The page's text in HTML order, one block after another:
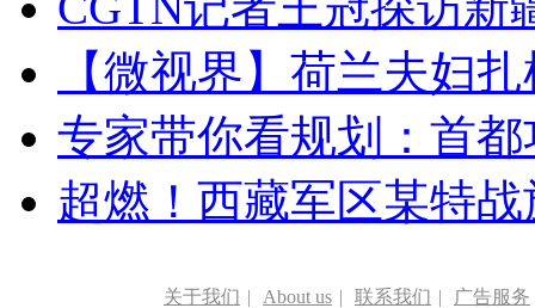
【微视界】荷兰夫妇
专家带你看规划：首
超燃！西藏军区某特
关于我们 | About us | 联系我们 | 广告服务